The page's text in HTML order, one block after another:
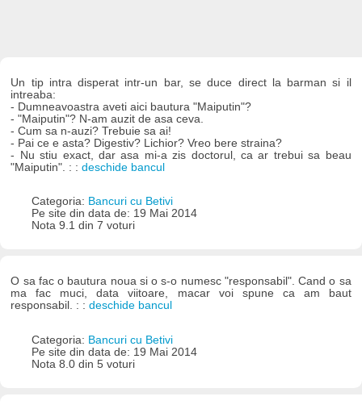
Un tip intra disperat intr-un bar, se duce direct la barman si il
intreaba:
- Dumneavoastra aveti aici bautura "Maiputin"?
- "Maiputin"? N-am auzit de asa ceva.
- Cum sa n-auzi? Trebuie sa ai!
- Pai ce e asta? Digestiv? Lichior? Vreo bere straina?
- Nu stiu exact, dar asa mi-a zis doctorul, ca ar trebui sa beau
"Maiputin". : :deschide bancul
Categoria: Bancuri cu Betivi
Pe site din data de: 19 Mai 2014
Nota 9.1 din 7 voturi
O sa fac o bautura noua si o s-o numesc "responsabil". Cand o sa
ma fac muci, data viitoare, macar voi spune ca am baut
responsabil. : :deschide bancul
Categoria: Bancuri cu Betivi
Pe site din data de: 19 Mai 2014
Nota 8.0 din 5 voturi